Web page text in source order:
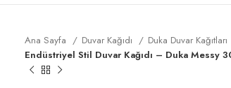
Ana Sayfa
Duvar Kağıdı
Duka Duvar Kağıtları
Endüstriyel Stil Duvar Kağıdı – Duka Messy